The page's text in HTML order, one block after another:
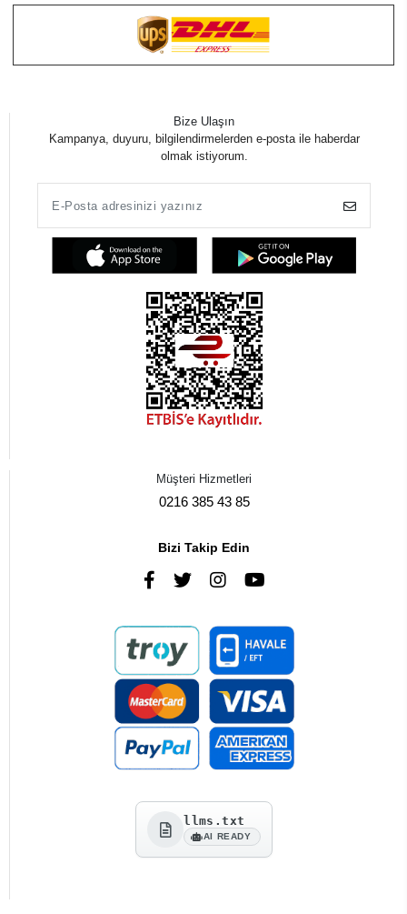
Bize Ulaşın
Kampanya, duyuru, bilgilendirmelerden e-posta ile haberdar
olmak istiyorum.
Müşteri Hizmetleri
0216 385 43 85
Bizi Takip Edin
llms.txt
AI READY